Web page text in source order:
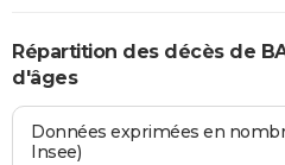
Répartition des décès de
d'âges
Données exprimées en
Insee)